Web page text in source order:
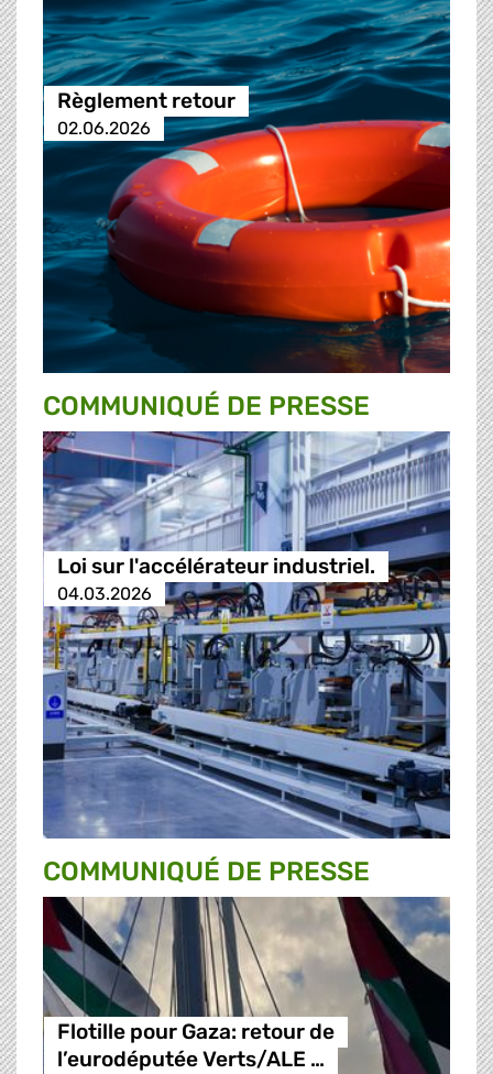
Règlement retour
02.06.2026
COMMUNIQUÉ DE PRESSE
Loi sur l'accélérateur industriel.
04.03.2026
COMMUNIQUÉ DE PRESSE
Flotille pour Gaza: retour de
l’eurodéputée Verts/ALE …